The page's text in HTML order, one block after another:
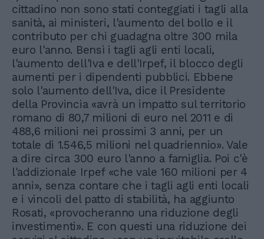
cittadino non sono stati conteggiati i tagli alla
sanità, ai ministeri, l'aumento del bollo e il
contributo per chi guadagna oltre 300 mila
euro l'anno. Bensì i tagli agli enti locali,
l'aumento dell'Iva e dell'Irpef, il blocco degli
aumenti per i dipendenti pubblici. Ebbene
solo l'aumento dell'Iva, dice il Presidente
della Provincia «avrà un impatto sul territorio
romano di 80,7 milioni di euro nel 2011 e di
488,6 milioni nei prossimi 3 anni, per un
totale di 1.546,5 milioni nel quadriennio». Vale
a dire circa 300 euro l'anno a famiglia. Poi c'è
l'addizionale Irpef «che vale 160 milioni per 4
anni», senza contare che i tagli agli enti locali
e i vincoli del patto di stabilità, ha aggiunto
Rosati, «provocheranno una riduzione degli
investimenti». E con questi una riduzione dei